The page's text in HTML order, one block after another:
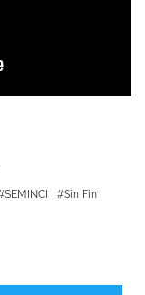
SEMINCI
Sin Fin